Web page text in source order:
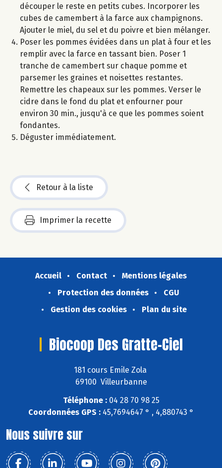
découper le reste en petits cubes. Incorporer les
cubes de camembert à la farce aux champignons.
Ajouter le miel, du sel et du poivre et bien mélanger.
Poser les pommes évidées dans un plat à four et les
remplir avec la farce en tassant bien. Poser 1
tranche de camembert sur chaque pomme et
parsemer les graines et noisettes restantes.
Remettre les chapeaux sur les pommes. Verser le
cidre dans le fond du plat et enfourner pour
environ 30 min., jusqu'à ce que les pommes soient
fondantes.
Déguster immédiatement.
Retour à la liste
Imprimer la recette
Accueil Contact
Mentions légales
Protection des données
CGU
Gestion des cookies
Plan du site
Biocoop Des Gratte-Ciel
181 cours Emile Zola
69100 Villeurbanne
Téléphone :04 28 70 98 25
Coordonnées GPS : 45,7694647 ° , 4,880743 °
Nous suivre sur